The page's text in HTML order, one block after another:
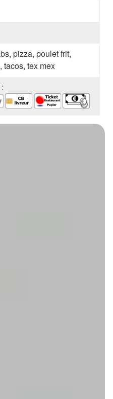
pizza, poulet frit,
tacos, tex mex